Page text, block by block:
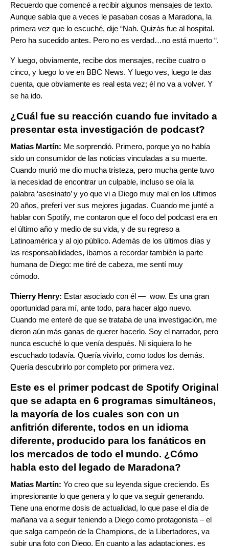
Recuerdo que comencé a recibir algunos mensajes de texto.
Aunque sabía que a veces le pasaban cosas a Maradona, la
primera vez que lo escuché, dije “Nah. Quizás fue al hospital.
Pero ha sucedido antes. Pero no es verdad…no está muerto “.
Y luego, obviamente, recibe dos mensajes, recibe cuatro o
cinco, y luego lo ve en BBC News. Y luego ves, luego te das
cuenta, que obviamente es real esta vez; él no va a volver. Y
se ha ido.
¿Cuál fue su reacción cuando fue invitado a
presentar esta investigación de podcast?
Matias Martín: Me sorprendió. Primero, porque yo no había
sido un consumidor de las noticias vinculadas a su muerte.
Cuando murió me dio mucha tristeza, pero mucha gente tuvo
la necesidad de encontrar un culpable, incluso se oía la
palabra ‘asesinato’ y yo que vi a Diego muy mal en los ultimos
20 años, preferí ver sus mejores jugadas. Cuando me junté a
hablar con Spotify, me contaron que el foco del podcast era en
el último año y medio de su vida, y de su regreso a
Latinoamérica y al ojo público. Además de los últimos días y
las responsabilidades, íbamos a recordar también la parte
humana de Diego: me tiré de cabeza, me sentí muy
cómodo.
Thierry Henry: Estar asociado con él — wow. Es una gran
oportunidad para mí, ante todo, para hacer algo nuevo.
Cuando me enteré de que se trataba de una investigación, me
dieron aún más ganas de querer hacerlo. Soy el narrador, pero
nunca escuché lo que venía después. Ni siquiera lo he
escuchado todavía. Quería vivirlo, como todos los demás.
Quería descubrirlo por completo por primera vez.
Este es el primer podcast de Spotify Original
que se adapta en 6 programas simultáneos,
la mayoría de los cuales son con un
anfitrión diferente, todos en un idioma
diferente, producido para los fanáticos en
los mercados de todo el mundo. ¿Cómo
habla esto del legado de Maradona?
Matias Martín: Yo creo que su leyenda sigue creciendo. Es
impresionante lo que genera y lo que va seguir generando.
Tiene una enorme dosis de actualidad, lo que pase el día de
mañana va a seguir teniendo a Diego como protagonista – el
que salga campeón de la Champions, de la Libertadores, va
subir una foto con Diego. En cuanto a las adaptaciones, es